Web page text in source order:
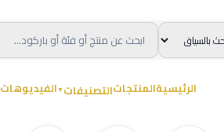
الرئيسيةالمنتجاتالتصنيفات ▼الفيديوهات